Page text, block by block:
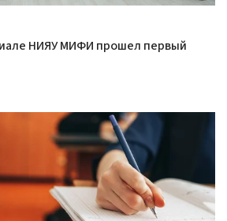
НИЯУ МИФИ прошел первый